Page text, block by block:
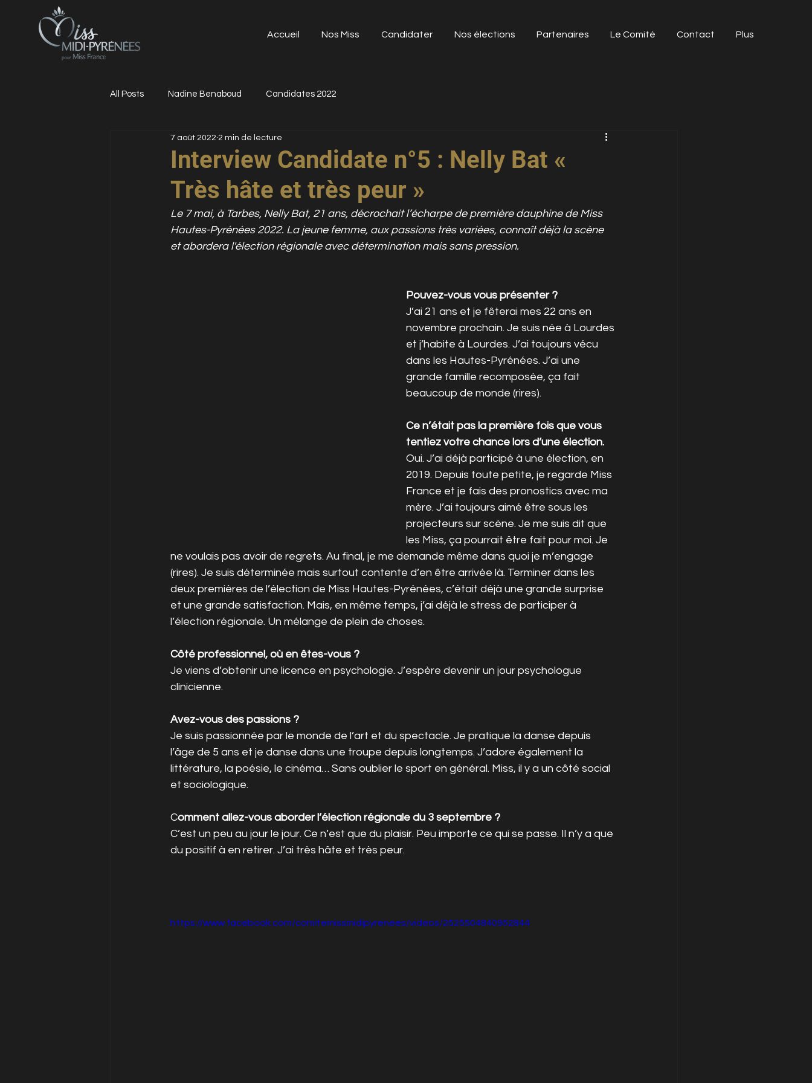
Accueil Nos Miss Candidater Nos élections Partenaires Le Comité Contact Plus
All Posts Nadine Benaboud Candidates 2022
Interview Candidate n°5 : Nelly Bat «
Très hâte et très peur »
7 août 2022 2 min de lecture
Le 7 mai, à Tarbes, Nelly Bat, 21 ans, décrochait l’écharpe de première dauphine de Miss
Hautes-Pyrénées 2022. La jeune femme, aux passions très variées, connaît déjà la scène
et abordera l'élection régionale avec détermination mais sans pression.
Pouvez-vous vous présenter ?
J’ai 21 ans et je fêterai mes 22 ans en
novembre prochain. Je suis née à Lourdes
et j’habite à Lourdes. J’ai toujours vécu
dans les Hautes-Pyrénées. J’ai une
grande famille recomposée, ça fait
beaucoup de monde (rires).
Ce n’était pas la première fois que vous
tentiez votre chance lors d’une élection.
Oui. J’ai déjà participé à une élection, en
2019. Depuis toute petite, je regarde Miss
France et je fais des pronostics avec ma
mère. J’ai toujours aimé être sous les
projecteurs sur scène. Je me suis dit que
les Miss, ça pourrait être fait pour moi. Je
ne voulais pas avoir de regrets. Au final, je me demande même dans quoi je m’engage
(rires). Je suis déterminée mais surtout contente d’en être arrivée là. Terminer dans les
deux premières de l’élection de Miss Hautes-Pyrénées, c’était déjà une grande surprise
et une grande satisfaction. Mais, en même temps, j’ai déjà le stress de participer à
l’élection régionale. Un mélange de plein de choses.
Côté professionnel, où en êtes-vous ?
Je viens d’obtenir une licence en psychologie. J’espère devenir un jour psychologue
clinicienne.
Avez-vous des passions ?
Je suis passionnée par le monde de l’art et du spectacle. Je pratique la danse depuis
l’âge de 5 ans et je danse dans une troupe depuis longtemps. J’adore également la
littérature, la poésie, le cinéma… Sans oublier le sport en général. Miss, il y a un côté social
et sociologique.
Comment allez-vous aborder l’élection régionale du 3 septembre ?
C’est un peu au jour le jour. Ce n’est que du plaisir. Peu importe ce qui se passe. Il n’y a que
du positif à en retirer. J’ai très hâte et très peur.
https://www.facebook.com/comitemissmidipyrenees/videos/2525504840952844